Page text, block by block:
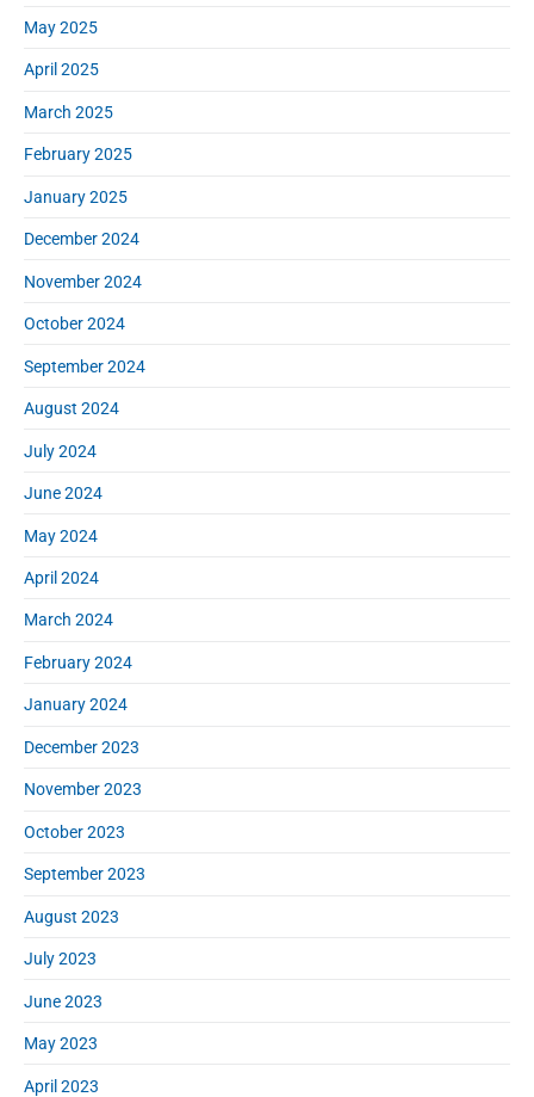
May 2025
April 2025
March 2025
February 2025
January 2025
December 2024
November 2024
October 2024
September 2024
August 2024
July 2024
June 2024
May 2024
April 2024
March 2024
February 2024
January 2024
December 2023
November 2023
October 2023
September 2023
August 2023
July 2023
June 2023
May 2023
April 2023